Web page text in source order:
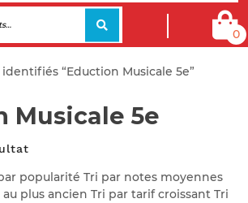
0
“Eduction Musicale 5e”
Musicale 5e
popularité Tri par notes moyennes
plus ancien Tri par tarif croissant Tri